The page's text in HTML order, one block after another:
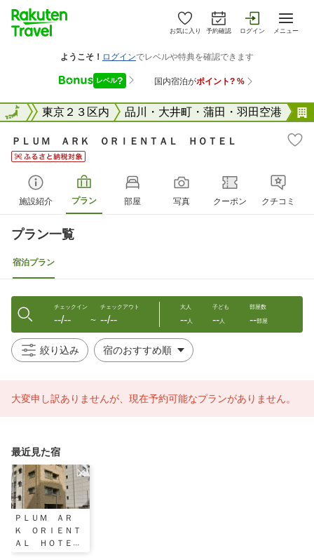
お気に入り 予約確認 ログイン メニュー
京都 東京２３区内 品川・大井町・蒲田・羽田空港
全国
ＰＬＵＭ ＡＲＫ ＯＲＩＥＮＴＡＬ ＨＯＴＥＬ
施設紹介 プラン 部屋 写真 クーポン クチコミ
プラン一覧
宿泊プラン
チェックイン
--/-- 〜
チェックアウト
--/--
大人
--人
子ども
--人
部屋数
--部屋
絞り込み
大変申し訳ありませんが、現在予約可能なプランがありません。
最近見た宿
ＰＬＵＭ ＡＲ
Ｋ ＯＲＩＥＮＴ
ＡＬ ＨＯＴＥＬ